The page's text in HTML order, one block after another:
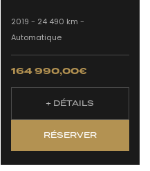
2019 - 24 490 km -
Automatique
164 990,00€
+ DÉTAILS
RÉSERVER